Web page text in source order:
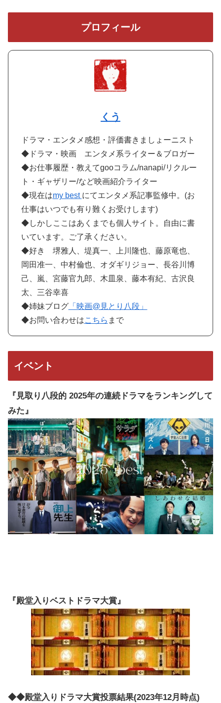
プロフィール
くう
ドラマ・エンタメ感想・評価書きましょーニスト
◆ドラマ・映画 エンタメ系ライター＆ブロガー
◆お仕事履歴・教えてgooコラム/nanapi/リクルー
ト・ギャザリー/など映画紹介ライター
◆現在はmy best にてエンタメ系記事監修中。(お
仕事はいつでも有り難くお受けします)
◆しかしここはあくまでも個人サイト。自由に書
いています。ご了承ください。
◆好き 堺雅人、堤真一、上川隆也、藤原竜也、
岡田准一、中村倫也、オダギリジョー、長谷川博
己、嵐、宮藤官九郎、木皿泉、藤本有紀、古沢良
太、三谷幸喜
◆姉妹ブログ「映画@見とり八段」
◆お問い合わせはこちら まで
イベント
『見取り八段的 2025年の連続ドラマをランキングして
みた』
『殿堂入りベストドラマ大賞』
◆◆殿堂入りドラマ大賞投票結果(2023年12月時点)